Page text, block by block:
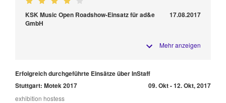
KSK Music Open Roadshow-Einsatz für ad&e
GmbH
17.08.2017
Mehr anzeigen
Erfolgreich durchgeführte Einsätze über InStaff
Stuttgart: Motek 2017
09. Okt - 12. Okt, 2017
exhibition hostess